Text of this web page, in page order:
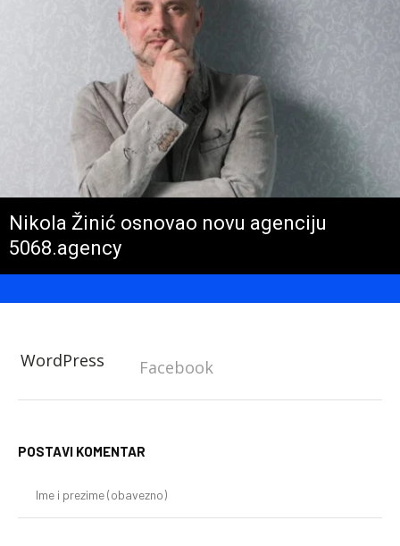
Nikola Žinić osnovao novu agenciju
5068.agency
WordPress Facebook
POSTAVI KOMENTAR